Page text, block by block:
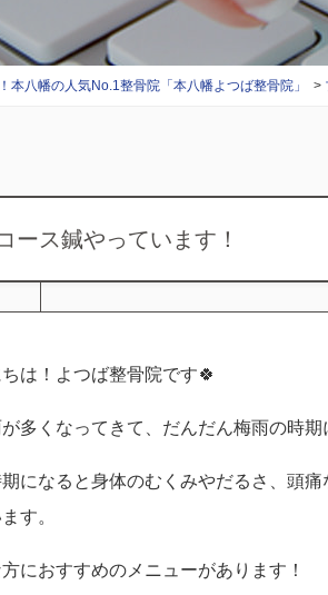
本八幡の人気No.1整骨院「本八幡よつば整骨院」
ース鍼やっています！
は！よつば整骨院です🍀
多くなってきて、だんだん梅雨の時
期になると身体のむくみやだるさ、頭
す。
におすすめのメニューがあります！